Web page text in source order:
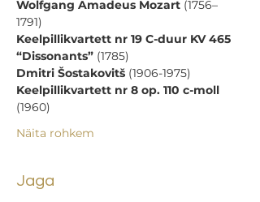
Wolfgang Amadeus Mozart (1756–
1791)
Keelpillikvartett nr 19 C-duur KV 465
“Dissonants” (1785)
Dmitri Šostakovitš (1906-1975)
Keelpillikvartett nr 8 op. 110 c-moll
(1960)
Näita rohkem
Jaga